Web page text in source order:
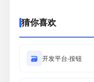
猜你喜欢
🗃 开发平台-按钮